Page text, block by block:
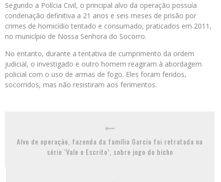
Segundo a Polícia Civil, o principal alvo da operação possuía
condenação definitiva a 21 anos e seis meses de prisão por
crimes de homicídio tentado e consumado, praticados em 2011,
no município de Nossa Senhora do Socorro.
No entanto, durante a tentativa de cumprimento da ordem
judicial, o investigado e outro homem reagiram à abordagem
policial com o uso de armas de fogo. Eles foram feridos,
socorridos, mas não resistiram aos ferimentos.
Alvo de operação, fazenda da família Garcia foi retratada na
série ‘Vale o Escrito’, sobre jogo do bicho